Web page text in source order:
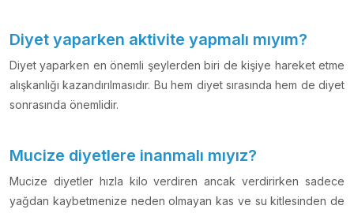
Diyet yaparken aktivite yapmalı mıyım?
Diyet yaparken en önemli şeylerden biri de kişiye hareket etme
alışkanlığı kazandırılmasıdır. Bu hem diyet sırasında hem de diyet
sonrasında önemlidir.
Mucize diyetlere inanmalı mıyız?
Mucize diyetler hızla kilo verdiren ancak verdirirken sadece
yağdan kaybetmenize neden olmayan kas ve su kitlesinden de